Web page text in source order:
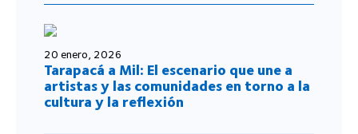
20 enero, 2026
Tarapacá a Mil: El escenario que une a
artistas y las comunidades en torno a la
cultura y la reflexión